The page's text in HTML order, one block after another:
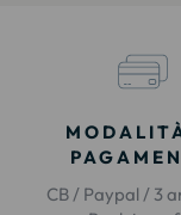
CB / Paypal / 3